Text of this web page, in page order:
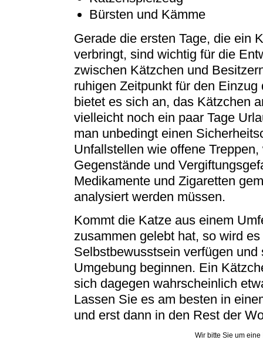
Bürsten und Kämme
Gerade die ersten Tage, die ein
verbringt, sind wichtig für die
zwischen Kätzchen und
ruhigen Zeitpunkt für den
bietet es sich an, das Kätzchen
vielleicht noch ein paar Tage
man unbedingt einen
Unfallstellen wie offene
Gegenstände und
Medikamente und Zigaretten
analysiert werden müssen.
Kommt die Katze aus einem
zusammen gelebt hat, so wird
Selbstbewusstsein verfügen
Umgebung beginnen. Ein
sich dagegen wahrscheinlich
Lassen Sie es am besten in
und erst dann in den Rest der
Wir bitte Sie um